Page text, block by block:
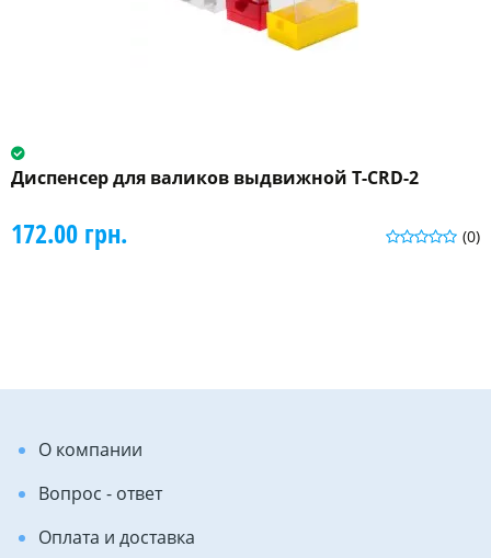
Диспенсер для валиков выдвижной T-CRD-2
(0)
172.00 грн.
О компании
Вопрос - ответ
Оплата и доставка